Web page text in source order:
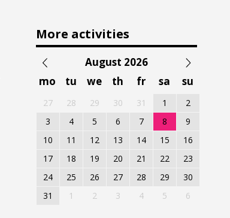
More activities
August 2026
mo
tu we th fr sa su
27 28 29 30 31 1
2
3
4 5 6 7 8
9
10
11 12 13 14 15
16
17
18 19 20 21 22
23
24
25 26 27 28 29
30
31
1 2 3 4 5 6